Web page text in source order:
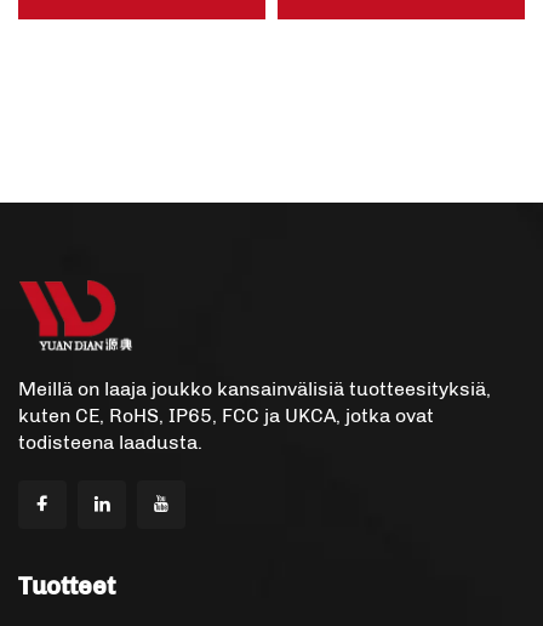
Meillä on laaja joukko kansainvälisiä tuotteesityksiä,
kuten CE, RoHS, IP65, FCC ja UKCA, jotka ovat
todisteena laadusta.
Tuotteet